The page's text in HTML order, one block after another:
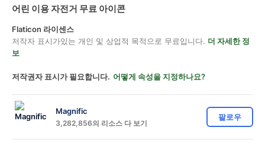
어린 이용 자전거 무료 아이콘
Flaticon 라이센스
저작자 표시가있는 개인 및 상업적 목적으로 무료입니다. 더 자세한 정
보
저작권자 표시가 필요합니다. 어떻게 속성을 지정하나요?
Magnific
3,282,856의 리소스 다 보기
팔로우